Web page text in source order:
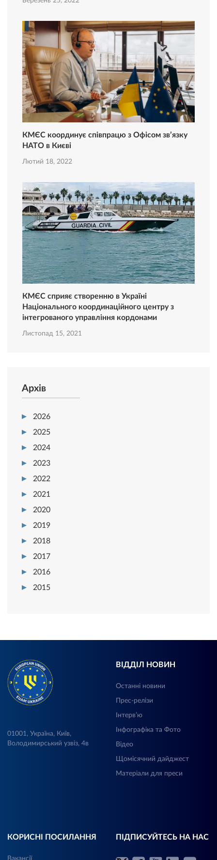
КМЄС координує співпрацю з Офісом зв’язку
НАТО в Києві
Лютий 18, 2022
КМЄС сприяє створенню в Україні
Національного координаційного центру з
інтегрованого управління кордонами
Листопад 15, 2021
Архів
2026
2025
2024
2023
2022
2021
2020
2019
2018
2017
2016
2015
01001, Україна, Київ,
Володимирський узвіз, 4в
ВІДДІЛ НОВИН
Останні новини
Прес-релізи
Інтерв’ю
Інфографіка та Фото
Відео
Щомісячний дайджест
Матеріали для преси
КОРИСНІ ПОСИЛАННЯ
Вакансії
ПІДПИСУЙТЕСЬ НА НАС